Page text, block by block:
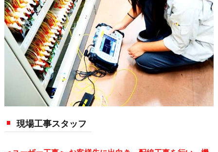
現場工事スタッフ